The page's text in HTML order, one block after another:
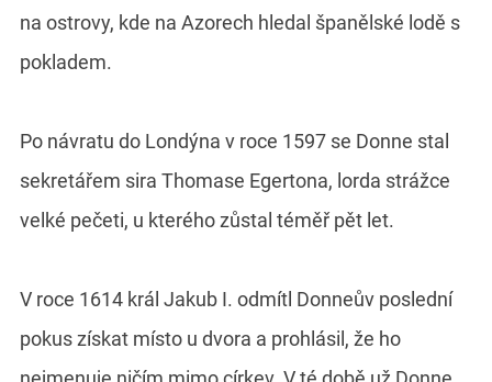
na ostrovy, kde na Azorech hledal španělské lodě s
pokladem.
Po návratu do Londýna v roce 1597 se Donne stal
sekretářem sira Thomase Egertona, lorda strážce
velké pečeti, u kterého zůstal téměř pět let.
V roce 1614 král Jakub I. odmítl Donneův poslední
pokus získat místo u dvora a prohlásil, že ho